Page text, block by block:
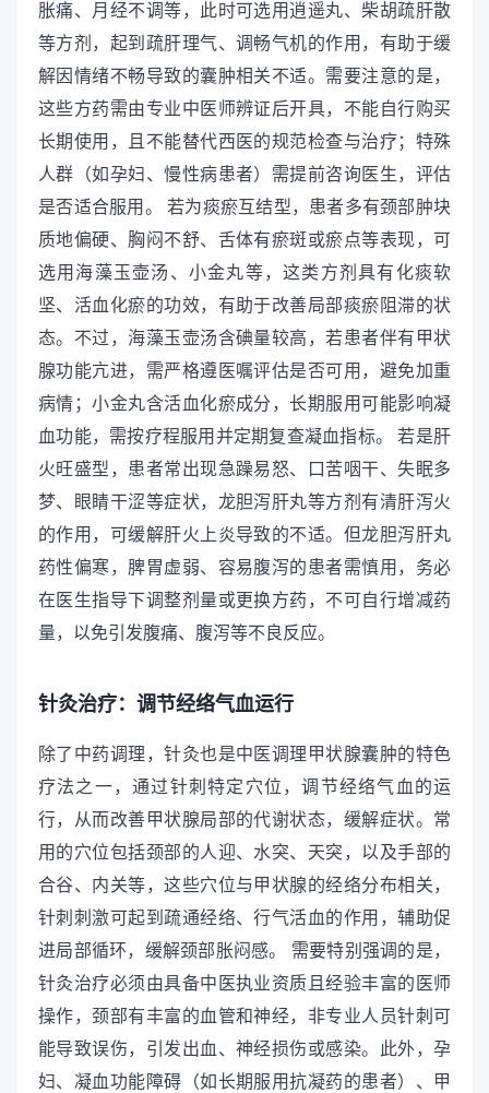
胀痛、月经不调等，此时可选用逍遥丸、柴胡疏肝散
等方剂，起到疏肝理气、调畅气机的作用，有助于缓
解因情绪不畅导致的囊肿相关不适。需要注意的是，
这些方药需由专业中医师辨证后开具，不能自行购买
长期使用，且不能替代西医的规范检查与治疗；特殊
人群（如孕妇、慢性病患者）需提前咨询医生，评估
是否适合服用。 若为痰瘀互结型，患者多有颈部肿块
质地偏硬、胸闷不舒、舌体有瘀斑或瘀点等表现，可
选用海藻玉壶汤、小金丸等，这类方剂具有化痰软
坚、活血化瘀的功效，有助于改善局部痰瘀阻滞的状
态。不过，海藻玉壶汤含碘量较高，若患者伴有甲状
腺功能亢进，需严格遵医嘱评估是否可用，避免加重
病情；小金丸含活血化瘀成分，长期服用可能影响凝
血功能，需按疗程服用并定期复查凝血指标。 若是肝
火旺盛型，患者常出现急躁易怒、口苦咽干、失眠多
梦、眼睛干涩等症状，龙胆泻肝丸等方剂有清肝泻火
的作用，可缓解肝火上炎导致的不适。但龙胆泻肝丸
药性偏寒，脾胃虚弱、容易腹泻的患者需慎用，务必
在医生指导下调整剂量或更换方药，不可自行增减药
量，以免引发腹痛、腹泻等不良反应。
针灸治疗：调节经络气血运行
除了中药调理，针灸也是中医调理甲状腺囊肿的特色
疗法之一，通过针刺特定穴位，调节经络气血的运
行，从而改善甲状腺局部的代谢状态，缓解症状。常
用的穴位包括颈部的人迎、水突、天突，以及手部的
合谷、内关等，这些穴位与甲状腺的经络分布相关，
针刺刺激可起到疏通经络、行气活血的作用，辅助促
进局部循环，缓解颈部胀闷感。 需要特别强调的是，
针灸治疗必须由具备中医执业资质且经验丰富的医师
操作，颈部有丰富的血管和神经，非专业人员针刺可
能导致误伤，引发出血、神经损伤或感染。此外，孕
妇、凝血功能障碍（如长期服用抗凝药的患者）、甲